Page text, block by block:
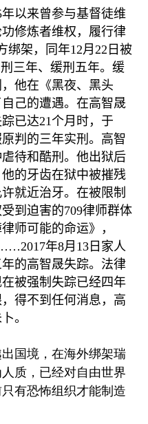
年以来曾参与基督徒维
修炼者维权，履行律
绑架，同年12月 22 日被
三年、缓刑五年。缓
他在《黑夜、黑头
己的遭遇。在高智晟
已达21个月时，于
判的三年实刑。高智
待和酷刑。他出狱后
的牙齿在狱中被摧残
就近治牙。在被限制
到迫害的709律师群体
师可能的命运》，
年8月 13 日家人
的高智晟失踪。法律
被强制失踪已经四年
得不到任何消息，高
。
国境，在海外绑架瑞
质，已经对自由世界
有恐怖组织才能制造